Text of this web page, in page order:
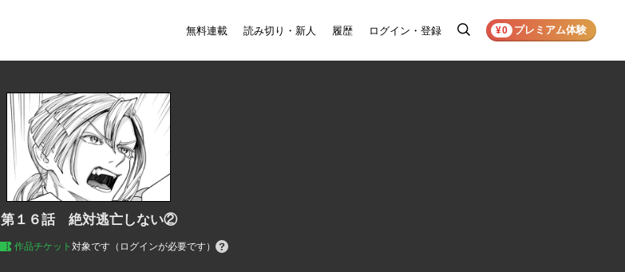
無料連載 読み切り・新人 履歴 ログイン・登録
検
¥0 プレミアム体験
第１６話 絶対逃亡しない②
作品チケット 対象です（ログインが必要です）